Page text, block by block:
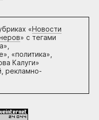
«Новости
» с тегами
«политика»,
Калуги»
рекламно-